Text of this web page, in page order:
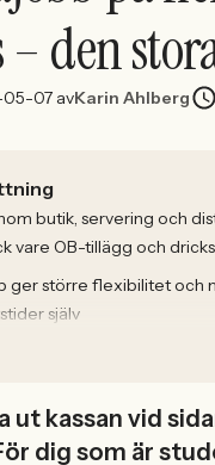
AIden
07 avKarin Ahlberg
butik, servering och
vare OB-tillägg och dricks
ger större flexibilitet och
själv
ut kassan vid
dig som är